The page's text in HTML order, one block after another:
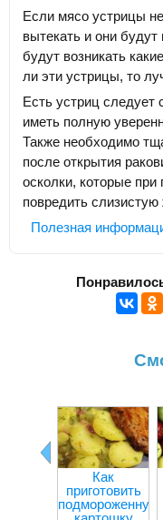
Если мясо устрицы
вытекать и они
будут возникать
ли эти устрицы, то
Есть устриц
иметь полную
Также необходимо
после открытия
осколки, которые при
повредить
Полезная
Как
приготовить
подмороженную